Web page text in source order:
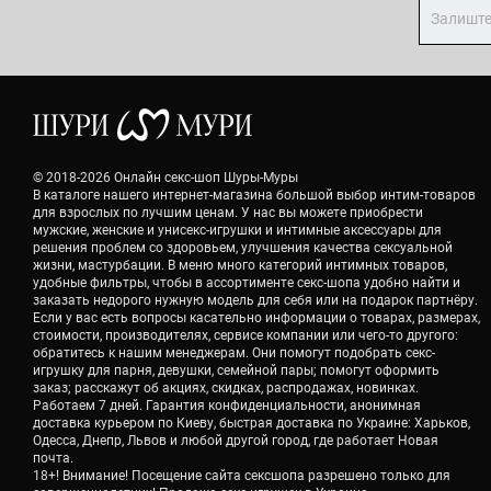
© 2018-2026 Онлайн секс-шоп Шуры-Муры
В каталоге нашего интернет-магазина большой выбор интим-товаров
для взрослых по лучшим ценам. У нас вы можете приобрести
мужские, женские и унисекс-игрушки и интимные аксессуары для
решения проблем со здоровьем, улучшения качества сексуальной
жизни, мастурбации. В меню много категорий интимных товаров,
удобные фильтры, чтобы в ассортименте секс-шопа удобно найти и
заказать недорого нужную модель для себя или на подарок партнёру.
Если у вас есть вопросы касательно информации о товарах, размерах,
стоимости, производителях, сервисе компании или чего-то другого:
обратитесь к нашим менеджерам. Они помогут подобрать секс-
игрушку для парня, девушки, семейной пары; помогут оформить
заказ; расскажут об акциях, скидках, распродажах, новинках.
Работаем 7 дней. Гарантия конфиденциальности, анонимная
доставка курьером по Киеву, быстрая доставка по Украине: Харьков,
Одесса, Днепр, Львов и любой другой город, где работает Новая
почта.
18+! Внимание! Посещение сайта сексшопа разрешено только для